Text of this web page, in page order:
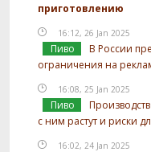
приготовлению
16:12, 26 Jan 2025
Пиво
В России
ограничения на
16:08, 25 Jan 2025
Пиво
с ним растут и риски
16:02, 24 Jan 2025